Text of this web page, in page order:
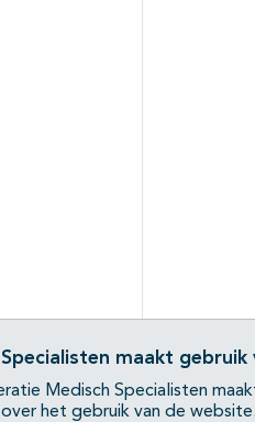
maakt gebruik
Medisch Specialisten
het gebruik van de